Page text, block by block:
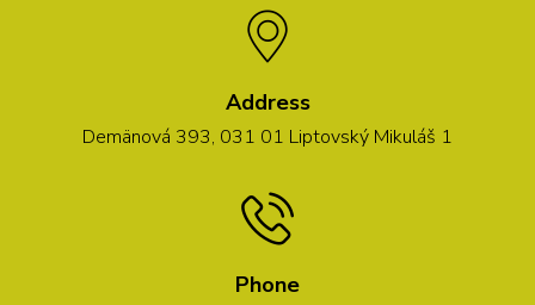
Address
Demänová 393, 031 01 Liptovský Mikuláš 1
Phone